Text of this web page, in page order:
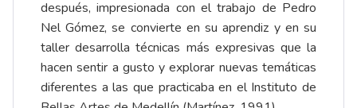
después, impresionada con el trabajo de Pedro
Nel Gómez, se convierte en su aprendiz y en su
taller desarrolla técnicas más expresivas que la
hacen sentir a gusto y explorar nuevas temáticas
diferentes a las que practicaba en el Instituto de